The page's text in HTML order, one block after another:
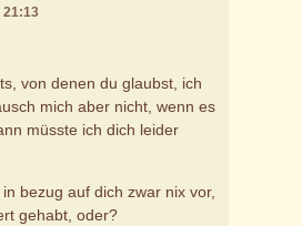
21:13
von denen du glaubst, ich
mich aber nicht, wenn es
müsste ich dich leider
bezug auf dich zwar nix vor,
gehabt, oder?